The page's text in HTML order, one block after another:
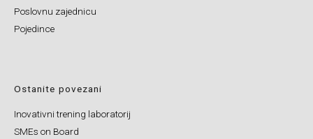
Poslovnu zajednicu
Pojedince
Ostanite povezani
Inovativni trening laboratorij
SMEs on Board